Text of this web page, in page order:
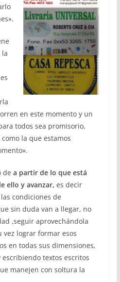
la
en este momento y un
todos sea promisorio,
la que estamos
de a partir de lo que está
ello y avanzar, es decir
condiciones de
sin duda van a llegar, no
,seguir aprovechándola
vez lograr formar esos
en todas sus dimensiones,
textos escritos
manejen con soltura la